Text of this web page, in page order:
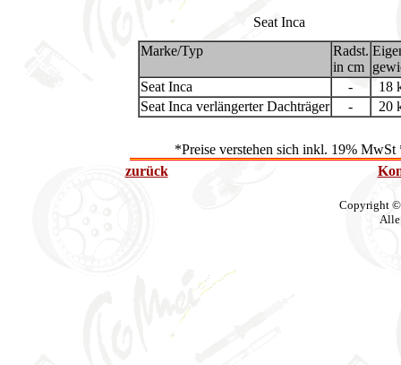
Seat Inca
Marke/Typ
Radst.
in cm
Seat Inca
-
18
Seat Inca verlängerter Dachträger
- 20
*Preise verstehen sich inkl. 19%
zurück
Copyright
Alle